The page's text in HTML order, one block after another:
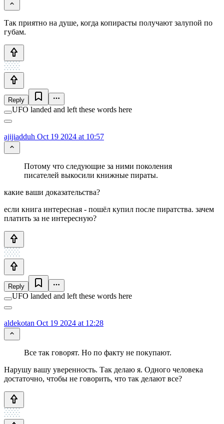
Так приятно на душе, когда копирасты получают залупой по
губам.
Reply
UFO landed and left these words here
ajijiadduh Oct 19 2024 at 10:57
Потому что следующие за ними поколения
писателей выкосили книжные пираты.
какие ваши доказательства?
если книга интересная - пошёл купил после пиратства. зачем
платить за не интересную?
Reply
UFO landed and left these words here
aldekotan Oct 19 2024 at 12:28
Все так говорят. Но по факту не покупают.
Нарушу вашу уверенность. Так делаю я. Одного человека
достаточно, чтобы не говорить, что так делают все?